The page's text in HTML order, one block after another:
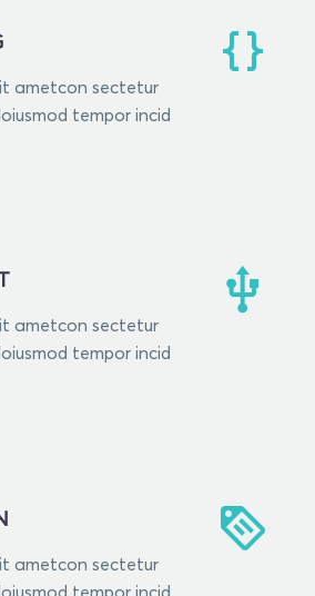
ametcon sectetur
tempor incid
ametcon sectetur
tempor incid
ametcon sectetur
tempor incid